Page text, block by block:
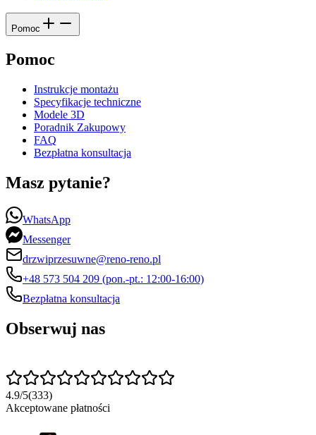
Pomoc
Pomoc
Instrukcje montażu
Specyfikacje techniczne
Modele 3D
Poradnik Zakupowy
FAQ
Bezpłatna konsultacja
Masz pytanie?
WhatsApp
Messenger
drzwiprzesuwne@reno-reno.pl
+48 573 504 209 (pon.-pt.: 12:00-16:00)
Bezpłatna konsultacja
Obserwuj nas
4.9/5(333)
Akceptowane płatności